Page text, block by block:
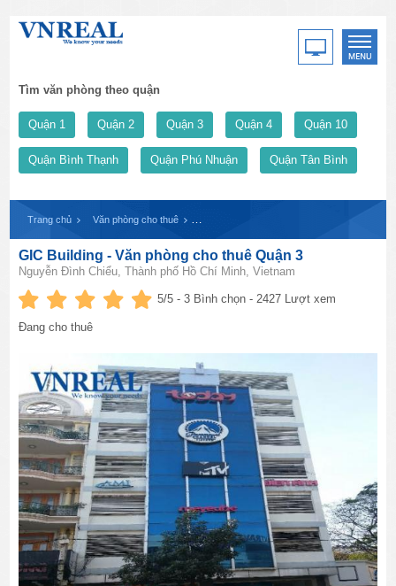
Tìm văn phòng theo quận
Quận 1 Quận 2 Quận 3 Quận 4 Quận 10
Quận Bình Thạnh Quận Phú Nhuận Quận Tân Bình
Trang chủ Văn phòng cho thuê
GIC Building - Văn phòng cho thuê Quận 3
Nguyễn Đình Chiểu, Thành phố Hồ Chí Minh, Vietnam
5/5 -3 Bình chọn - 2427 Lượt xem
Đang cho thuê